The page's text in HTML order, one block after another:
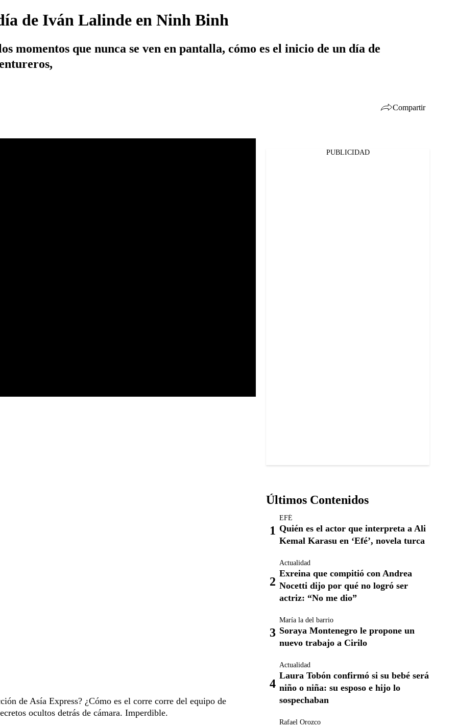
de Iván Lalinde en Ninh Binh
momentos que nunca se ven en pantalla, cómo es el inicio de un día de
Compartir
de Asía Express? ¿Cómo es el corre corre del equipo de
ocultos detrás de cámara. Imperdible.
PUBLICIDAD
Últimos Contenidos
EFÉ
Quién es el actor que interpreta a Ali
Kemal Karasu en ‘Efé’, novela turca
Actualidad
Exreina que compitió con Andrea
Nocetti dijo por qué no logró ser
actriz: “No me dio”
María la del barrio
Soraya Montenegro le propone un
nuevo trabajo a Cirilo
Actualidad
Laura Tobón confirmó si su bebé será
niño o niña: su esposo e hijo lo
sospechaban
Rafael Orozco